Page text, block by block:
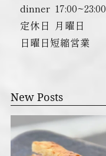
dinner ︎ 17:00~23:00
定休日 ︎ 月曜日
日曜日短縮営業
New Posts